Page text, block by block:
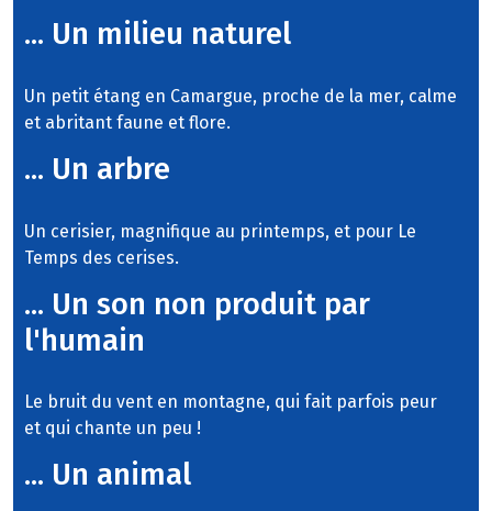
... Un milieu naturel
Un petit étang en Camargue, proche de la mer, calme
et abritant faune et flore.
... Un arbre
Un cerisier, magnifique au printemps, et pour Le
Temps des cerises.
... Un son non produit par
l'humain
Le bruit du vent en montagne, qui fait parfois peur
et qui chante un peu !
... Un animal